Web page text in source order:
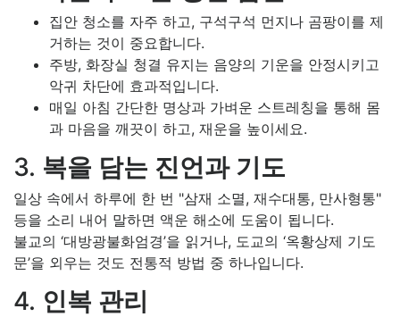
집안 청소를 자주 하고, 구석구석 먼지나 곰팡이를 제
거하는 것이 중요합니다.
주방, 화장실 청결 유지는 음양의 기운을 안정시키고
악귀 차단에 효과적입니다.
매일 아침 간단한 명상과 가벼운 스트레칭을 통해 몸
과 마음을 깨끗이 하고, 재운을 높이세요.
3. 복을 담는 진언과 기도
일상 속에서 하루에 한 번 "삼재 소멸, 재수대통, 만사형통"
등을 소리 내어 말하면 액운 해소에 도움이 됩니다.
불교의 ‘대방광불화엄경’을 읽거나, 도교의 ‘옥황상제 기도
문’을 외우는 것도 전통적 방법 중 하나입니다.
4. 인복 관리